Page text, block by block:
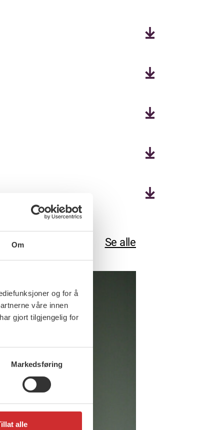
Om
og for å
våre innen
gjort tilgjengelig for
Markedsføring
alle
Se alle